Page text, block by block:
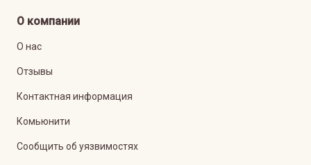
О компании
О нас
Отзывы
Контактная информация
Комьюнити
Сообщить об уязвимостях